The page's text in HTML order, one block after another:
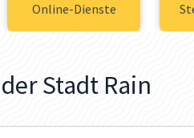
Online-Dienste
Stadt Rain